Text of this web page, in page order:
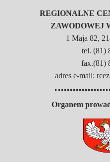
REGIONALNE
ZAWODOWEJ
1 Maja 82,
tel. (81)
fax.(81)
adres e-mail:
Organem